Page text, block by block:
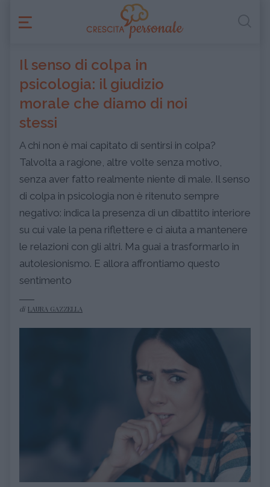
Il senso di colpa in
psicologia: il giudizio
morale che diamo di noi
stessi
A chi non è mai capitato di sentirsi in colpa?
Talvolta a ragione, altre volte senza motivo,
senza aver fatto realmente niente di male. Il senso
di colpa in psicologia non è ritenuto sempre
negativo: indica la presenza di un dibattito interiore
su cui vale la pena riflettere e ci aiuta a mantenere
le relazioni con gli altri. Ma guai a trasformarlo in
autolesionismo. E allora affrontiamo questo
sentimento
di LAURA GAZZELLA